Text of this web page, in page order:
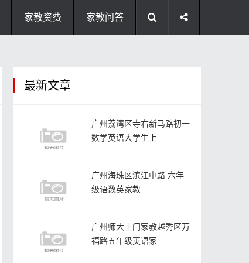
家教资费 家教问答
最新文章
广州荔湾区寺右新马路初一
数学英语大学生上
广州海珠区滨江中路 六年
级语数英家教
广州师大上门家教越秀区万
福路五年级英语家